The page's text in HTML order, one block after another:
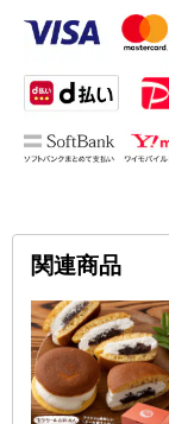
関連商品